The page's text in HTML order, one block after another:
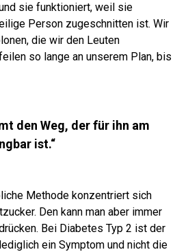
sie funktioniert, weil sie
Person zugeschnitten ist. Wir
die wir den Leuten
so lange an unserem Plan, bis
den Weg, der für ihn am
ist.“
Methode konzentriert sich
Den kann man aber immer
Bei Diabetes Typ 2 ist der
ein Symptom und nicht die